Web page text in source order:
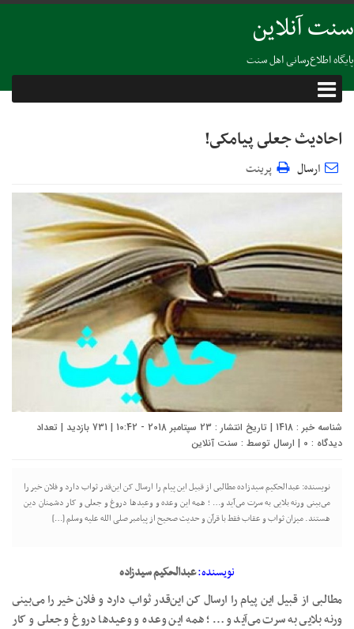
سنت آنلاین
پایگاه اطلاع‌رسانی اهل سنت
احاديث جعلى پيامکى!
ارسال پرینت
شناسه خبر : 1418 | تاریخ انتشار : 23 سپتامبر 2018 - 10:42 | 731 بازدید | تعداد
دیدگاه : 0 | ارسال توسط : سنت آنلاین
نویسنده: عبدالحکيم سيدزاده مطالبى از قبيل اين پيام را ارسال کن اين‌قدر ثواب دارد و فلان خير را
مى‌بينى ورنه بلايى به سرت مى‌آيد و… ؛ همه اين وعده و وعيدها دروغ و جعلى و کار دشمنان دين
هستند. ميزان ثواب و عقاب فقط با قرآن و حديث صحيح از پيامبر صلی الله عليه وسلم […]
نویسنده:عبدالحکيم سيدزاده
مطالبى از قبيل اين پيام را ارسال کن اين‌قدر ثواب دارد و فلان خير را مى‌بينى
ورنه بلايى به سرت مى‌آيد و… ؛ همه اين وعده و وعيدها دروغ و جعلى و کار